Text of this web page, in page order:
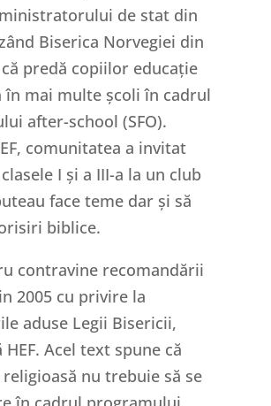
de stat din
Biserica Norvegiei din
predă copiilor educație
în mai multe școli în cadrul
after-school (SFO).
comunitatea a invitat
I și a III-a la un club
face teme dar și să
biblice.
contravine recomandării
2005 cu privire la
aduse Legii Bisericii,
Acel text spune că
religioasă nu trebuie să se